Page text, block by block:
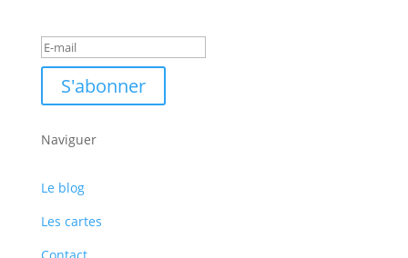
S'abonner
Naviguer
Le blog
Les cartes